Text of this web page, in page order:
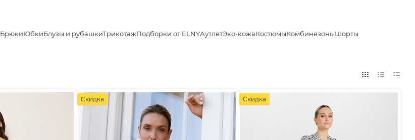
БрюкиЮбкиБлузы и рубашкиТрикотажПодборки от ELNYАутлетЭко-кожаКостюмыКомбинезоныШорты
Скидка Скидка